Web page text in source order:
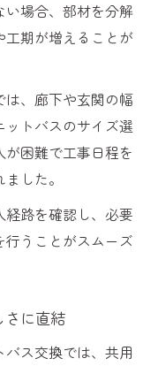
場合、部材を分解
工期が増えることが
、廊下や玄関の幅
トバスのサイズ選
困難で工事日程を
した。
経路を確認し、必要
行うことがスムーズ
さに直結
ス交換では、共用